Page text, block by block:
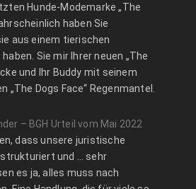
Hunde-Modemarke „The
haben Sie
aus einem tierischen
Sie mir Ihrer neuen „The
und Ihr Buddy mit seinem
„The Dogs Face“ Regenmantel.
– BGH Urteil vom Mai 2022
dass unsere juristische
und … sehr
es ja, alles muss nach